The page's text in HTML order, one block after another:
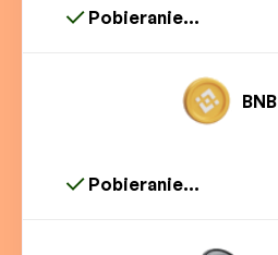
Pobieranie...
BNB
Pobieranie...